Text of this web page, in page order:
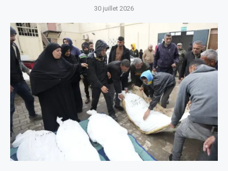
30 juillet 2026